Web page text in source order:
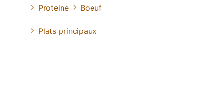
Proteine Boeuf
Plats principaux